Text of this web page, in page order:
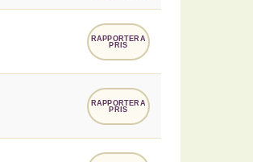
RAPPORTERA
PRIS
RAPPORTERA
PRIS